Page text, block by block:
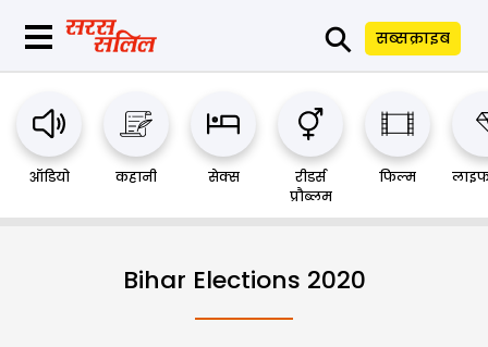
⚲ सब्सक्राइब
ऑडियो कहानी सेक्स
रीडर्स
प्रौब्लम
फिल्म
Bihar Elections 2020